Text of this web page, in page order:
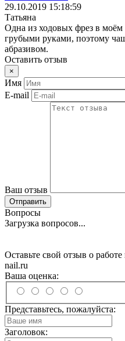
29.10.2019 15:18:59
Татьяна
Одна из ходовых фрез в моём
грубыми руками, поэтому
абразивом.
Оставить отзыв
×
Имя
E-mail
Ваш отзыв
Отправить
Вопросы
Загрузка вопросов...
Оставьте свой отзыв о
nail.ru
Ваша оценка:
Представьтесь, пожалуйста:
Заголовок: